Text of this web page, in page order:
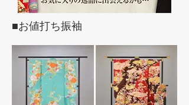
■お値打ち振袖